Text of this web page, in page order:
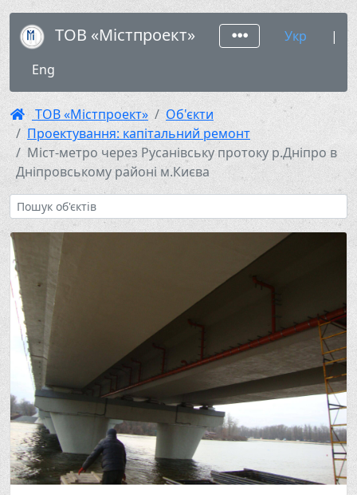
ТОВ «Містпроект» Укр
|
Eng
ТОВ «Містпроект»
Об'єкти
Проектування: капітальний ремонт
Міст-метро через Русанівську протоку р.Дніпро в
Дніпровському районі м.Києва